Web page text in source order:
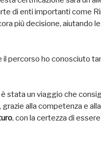
di enti importanti come
più decisione, aiutando
il percorso ho conosciuto
stata un viaggio che
grazie alla competenza e
, con la certezza di